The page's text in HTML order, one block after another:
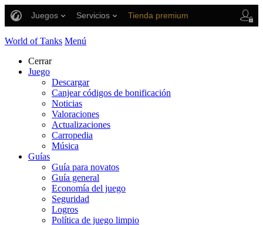
Juegos Servicios Tienda premium
World of Tanks Menú
Cerrar
Juego
Descargar
Canjear códigos de bonificación
Noticias
Valoraciones
Actualizaciones
Carropedia
Música
Guías
Guía para novatos
Guía general
Economía del juego
Seguridad
Logros
Política de juego limpio